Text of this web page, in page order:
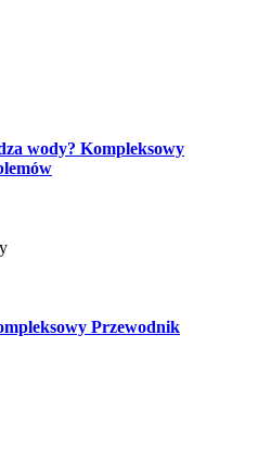
wody? Kompleksowy
Przewodnik